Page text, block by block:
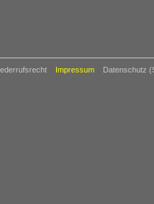
Impressum Datenschutz